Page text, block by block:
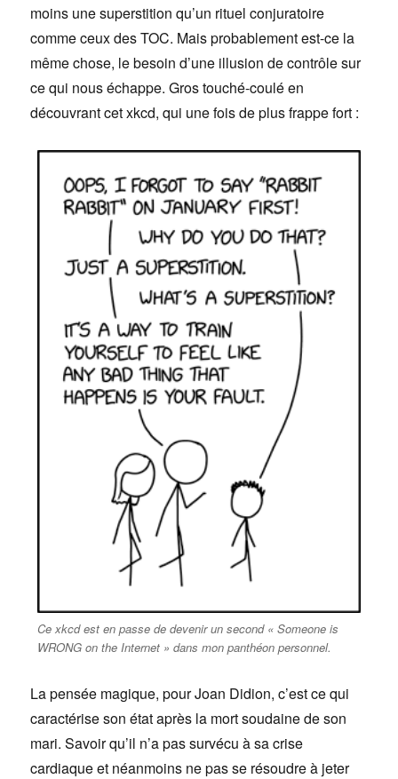
moins une superstition qu’un rituel conjuratoire
comme ceux des TOC. Mais probablement est-ce la
même chose, le besoin d’une illusion de contrôle sur
ce qui nous échappe. Gros touché-coulé en
découvrant cet xkcd, qui une fois de plus frappe fort :
Ce xkcd est en passe de devenir un second « Someone is
WRONG on the Internet » dans mon panthéon personnel.
La pensée magique, pour Joan Didion, c’est ce qui
caractérise son état après la mort soudaine de son
mari. Savoir qu’il n’a pas survécu à sa crise
cardiaque et néanmoins ne pas se résoudre à jeter